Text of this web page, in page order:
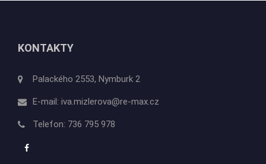
KONTAKTY
Palackého 2553, Nymburk 2
E-mail: iva.mizlerova@re-max.cz
Telefon: 736 795 978